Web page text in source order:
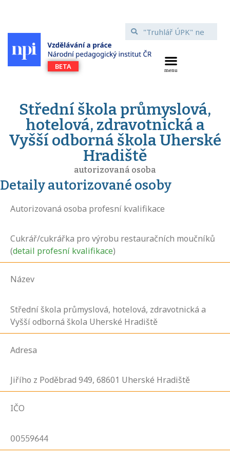
Střední škola průmyslová,
hotelová, zdravotnická a
Vyšší odborná škola Uherské
Hradiště
autorizovaná osoba
Detaily autorizované osoby
Autorizovaná osoba profesní kvalifikace
Cukrář/cukrářka pro výrobu restauračních moučníků
(detail profesní kvalifikace)
Název
Střední škola průmyslová, hotelová, zdravotnická a
Vyšší odborná škola Uherské Hradiště
Adresa
Jiřího z Poděbrad 949, 68601 Uherské Hradiště
IČO
00559644